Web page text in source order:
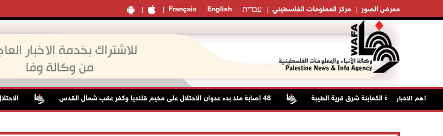
Français English עברית مركز المعلومات الفلسطيني معرض الصور
أهم الاخبار 48 إصابة منذ بدء عدوان الاحتلال على مخيم قلنديا وكفر عقب شمال القدس الاحتلال